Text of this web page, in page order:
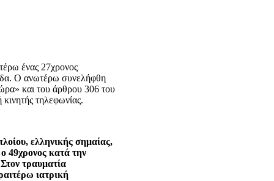
ένας 27χρονος
Ο ανωτέρω συνελήφθη
και του άρθρου 306 του
τηλεφωνίας.
ελληνικής σημαίας,
49χρονος κατά την
τραυματία
ιατρική